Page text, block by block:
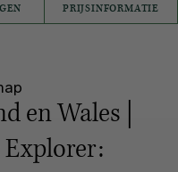
PRIJSINFORMATIE
en Wales |